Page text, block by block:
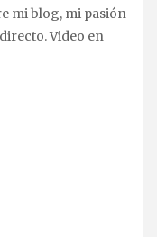
mi blog, mi pasión
Video en